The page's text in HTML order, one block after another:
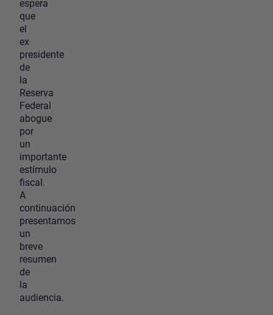
espera
que
el
ex
presidente
de
la
Reserva
Federal
abogue
por
un
importante
estímulo
fiscal.
A
continuación
presentamos
un
breve
resumen
de
la
audiencia.